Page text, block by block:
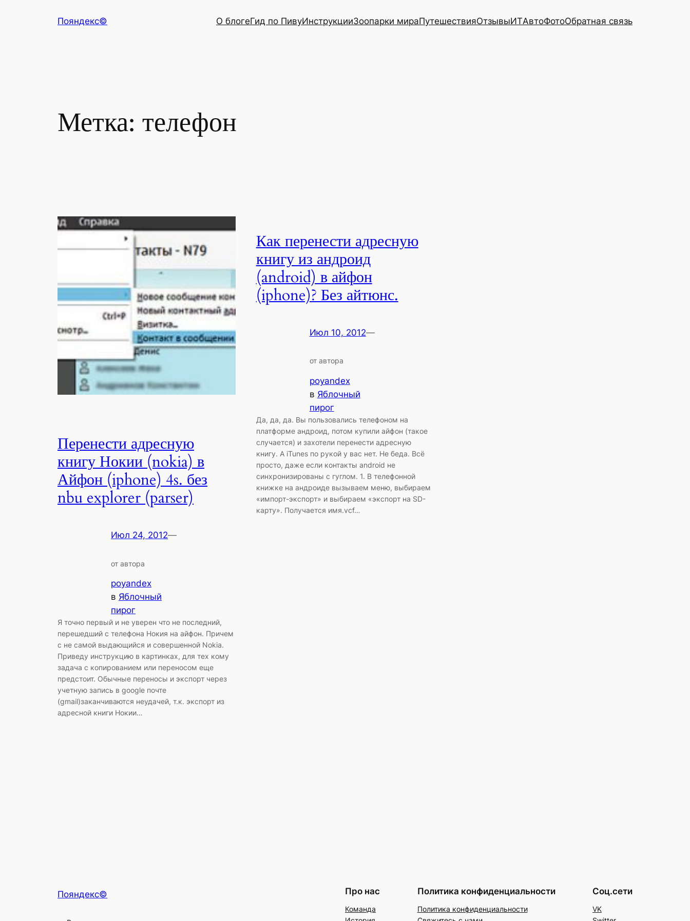
Пояндекс© О блогеГид по ПивуИнструкцииЗоопарки мираПутешествияОтзывыИТАвтоФотоОбратная связь
Метка: телефон
Перенести адресную
книгу Нокии (nokia) в
Айфон (iphone) 4s. без
nbu explorer (parser)
Июл 24, 2012—
от автора
poyandex
в Яблочный
пирог
Я точно первый и не уверен что не последний,
перешедший с телефона Нокия на айфон. Причем
с не самой выдающийся и совершенной Nokia.
Приведу инструкцию в картинках, для тех кому
задача с копированием или переносом еще
предстоит. Обычные переносы и экспорт через
учетную запись в google почте
(gmail)заканчиваются неудачей, т.к. экспорт из
адресной книги Нокии…
Как перенести адресную
книгу из андроид
(android) в айфон
(iphone)? Без айтюнс.
Июл 10, 2012—
от автора
poyandex
в Яблочный
пирог
Да, да, да. Вы пользовались телефоном на
платформе андроид, потом купили айфон (такое
случается) и захотели перенести адресную
книгу. А iTunes по рукой у вас нет. Не беда. Всё
просто, даже если контакты android не
синхронизированы с гуглом. 1. В телефонной
книжке на андроиде вызываем меню, выбираем
«импорт-экспорт» и выбираем «экспорт на SD-
карту». Получается имя.vcf…
Пояндекс© Про нас
Команда
Политика конфиденциальности
Политика конфиденциальности
Соц.сети
VK